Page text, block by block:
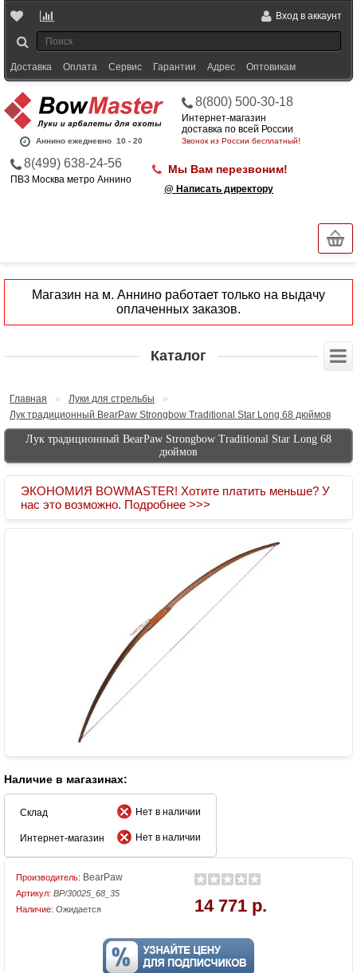
Вход в аккаунт
Доставка Оплата Сервис Гарантии Адрес Оптовикам
Аннино ежедневно 10 - 20
8(800) 500-30-18
Интернет-магазин
доставка по всей России
Звонок из России бесплатный!
8(499) 638-24-56
ПВЗ Москва метро Аннино
Мы Вам перезвоним!
@ Написать директору
Магазин на м. Аннино работает только на выдачу
оплаченных заказов.
Каталог
Главная » Луки для стрельбы
»
Лук традиционный BearPaw Strongbow Traditional Star Long 68 дюймов
Лук традиционный BearPaw Strongbow Traditional Star Long 68
дюймов
ЭКОНОМИЯ BOWMASTER! Хотите платить меньше? У
нас это возможно. Подробнее >>>
Наличие в магазинах:
Склад Нет в наличии
Интернет-магазин Нет в наличии
Производитель: BearPaw
Артикул: BP/30025_68_35
Наличие: Ожидается 14 771 р.